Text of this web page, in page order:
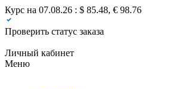
Курс на 07.08.26 : $ 85.48, € 98.76
Проверить статус заказа
Личный кабинет
Меню